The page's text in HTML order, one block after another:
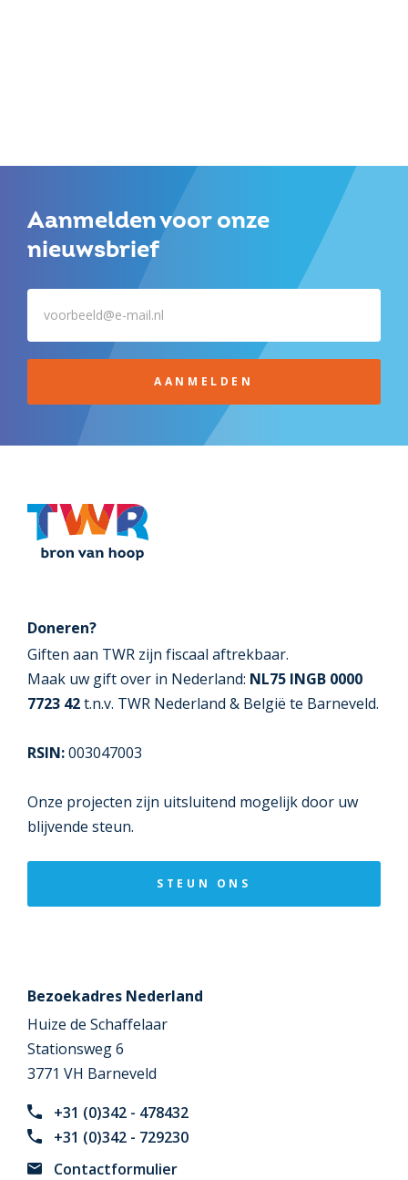
Aanmelden voor onze
nieuwsbrief
AANMELDEN
Doneren?
Giften aan TWR zijn fiscaal aftrekbaar.
Maak uw gift over in Nederland: NL75 INGB 0000
7723 42t.n.v. TWR Nederland & België te Barneveld.
RSIN:003047003
Onze projecten zijn uitsluitend mogelijk door uw
blijvende steun.
STEUN ONS
Bezoekadres Nederland
Huize de Schaffelaar
Stationsweg 6
3771 VH Barneveld
+31 (0)342 - 478432
+31 (0)342 - 729230
Contactformulier